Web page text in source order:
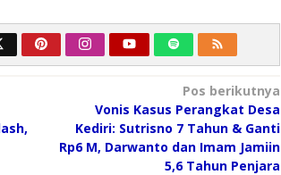
Pos berikutnya
Vonis Kasus Perangkat Desa
Kediri: Sutrisno 7 Tahun & Ganti
Rp6 M, Darwanto dan Imam Jamiin
5,6 Tahun Penjara